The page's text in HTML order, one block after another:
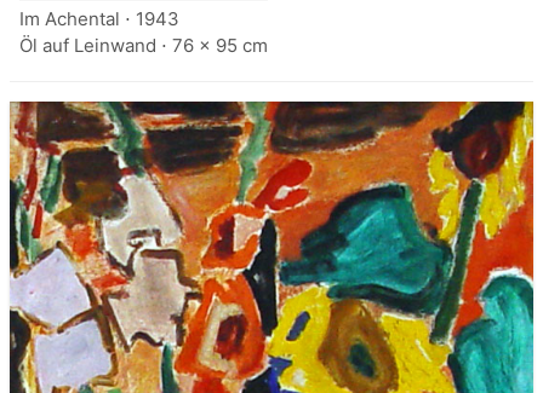
Im Achental ⋅ 1943
Öl auf Leinwand ⋅ 76 x 95 cm